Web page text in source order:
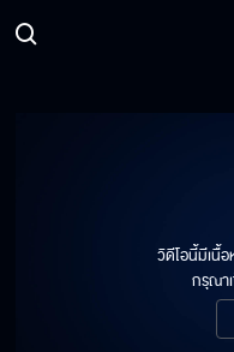
วิดีโอนี้มีเนื้
กรุณา